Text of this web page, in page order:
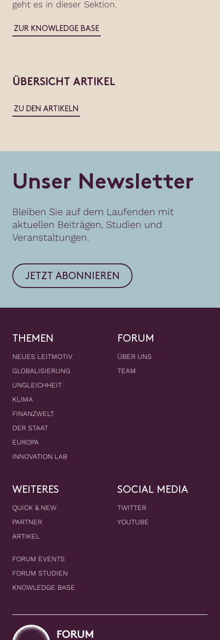
geht es in dieser Sektion.
ZUR KNOWLEDGE BASE
ÜBERSICHT ARTIKEL
ZU DEN ARTIKELN
Unser Newsletter
Bleiben Sie auf dem Laufenden mit
aktuellen Beiträgen, Studien und
Veranstaltungen.
JETZT ABONNIEREN
THEMEN
NEUES LEITMOTIV
GLOBALISIERUNG
UNGLEICHHEIT
KLIMA
FINANZWELT
DER STAAT
EUROPA
INNOVATION LAB
FORUM
ÜBER UNS
TEAM
WEITERES
QUICK & NEW
PARTNER
ARTIKEL
FORUM EVENTS
FORUM STUDIEN
KNOWLEDGE BASE
SOCIAL MEDIA
TWITTER
YOUTUBE